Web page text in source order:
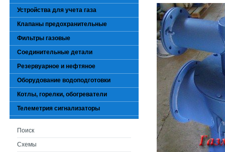
Устройства для учета газа
Клапаны предохранительные
Фильтры газовые
Соединительные детали
Резервуарное и нефтяное
Оборудование водоподготовки
Котлы, горелки, обогреватели
Телеметрия сигнализаторы
Поиск
Схемы